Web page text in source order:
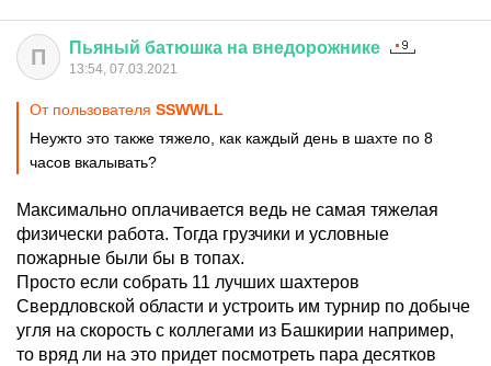
П Пьяный батюшка на внедорожнике
13:54, 07.03.2021
От пользователя SSWWLL
Неужто это также тяжело, как каждый день в шахте по 8
часов вкалывать?
Максимально оплачивается ведь не самая тяжелая
физически работа. Тогда грузчики и условные
пожарные были бы в топах.
Просто если собрать 11 лучших шахтеров
Свердловской области и устроить им турнир по добыче
угля на скорость с коллегами из Башкирии например,
то вряд ли на это придет посмотреть пара десятков